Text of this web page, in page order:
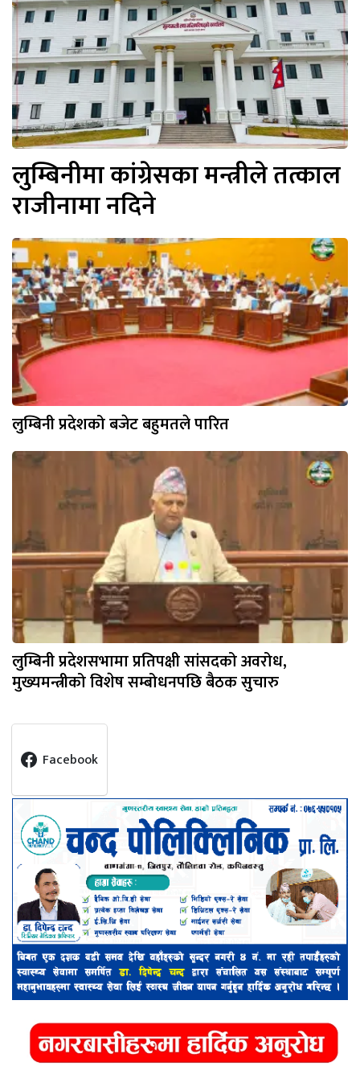
लुम्बिनीमा कांग्रेसका मन्त्रीले तत्काल
राजीनामा नदिने
लुम्बिनी प्रदेशको बजेट बहुमतले पारित
लुम्बिनी प्रदेशसभामा प्रतिपक्षी सांसदको अवरोध,
मुख्यमन्त्रीको विशेष सम्बोधनपछि बैठक सुचारु
Facebook